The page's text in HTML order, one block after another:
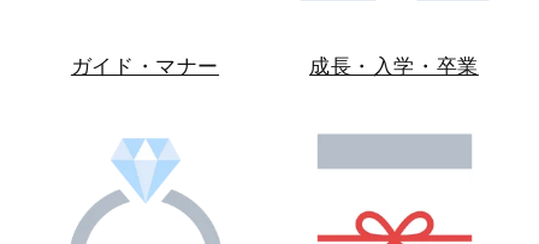
ガイド・マナー 成長・入学・卒業